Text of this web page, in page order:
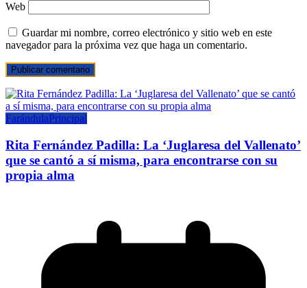
Web
Guardar mi nombre, correo electrónico y sitio web en este
navegador para la próxima vez que haga un comentario.
FarándulaPrincipal
Rita Fernández Padilla: La ‘Juglaresa del Vallenato’
que se cantó a sí misma, para encontrarse con su
propia alma